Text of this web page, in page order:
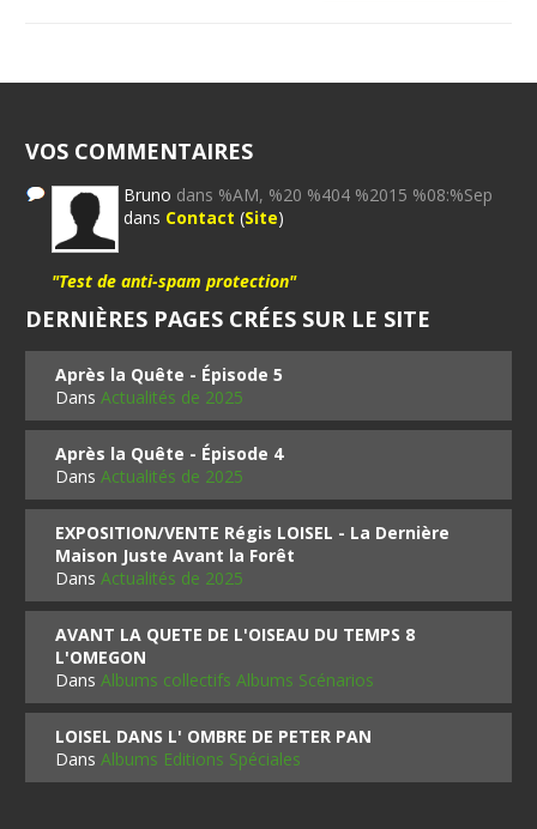
VOS COMMENTAIRES
Bruno dans %AM, %20 %404 %2015 %08:%Sep
dans Contact (Site)
"Test de anti-spam protection"
DERNIÈRES PAGES CRÉES SUR LE SITE
Après la Quête - Épisode 5
DansActualités de 2025
Après la Quête - Épisode 4
DansActualités de 2025
EXPOSITION/VENTE Régis LOISEL - La Dernière
Maison Juste Avant la Forêt
DansActualités de 2025
AVANT LA QUETE DE L'OISEAU DU TEMPS 8
L'OMEGON
DansAlbums collectifs Albums Scénarios
LOISEL DANS L' OMBRE DE PETER PAN
DansAlbums Editions Spéciales